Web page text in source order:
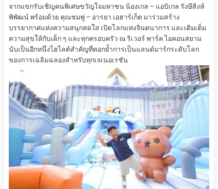
จากแขกรับเชิญคนพิเศษขวัญใจมหาชน น้องเกล – แอบิเกล รังษีสิงห์
พิพัฒน์ พร้อมด้วย คุณชมพู่ – อารยา เอฮาร์เก็ต มาร่วมสร้าง
บรรยากาศแห่งความสนุกสดใส เปิดโลกแห่งจินตนาการ และเติมเต็ม
ความสุขให้กับเด็ก ๆ และทุกครอบครัว ณ ริเวอร์ พาร์ค ไอคอนสยาม
นับเป็นอีกหนึ่งไฮไลต์สำคัญที่ตอกย้ำการเป็นแลนด์มาร์กระดับโลก
ของการเฉลิมฉลองสำหรับทุกเจเนอเรชัน